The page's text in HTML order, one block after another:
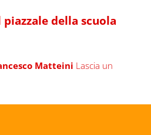
della scuola
Matteini Lascia un